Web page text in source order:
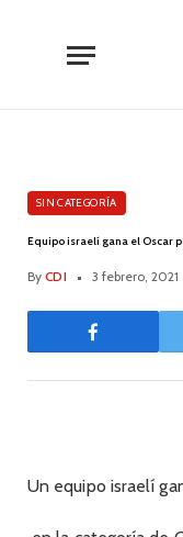
SIN CATEGORÍA
Equipo israelí gana el Oscar
By CDI 3 febrero, 2021
Un equipo israelí